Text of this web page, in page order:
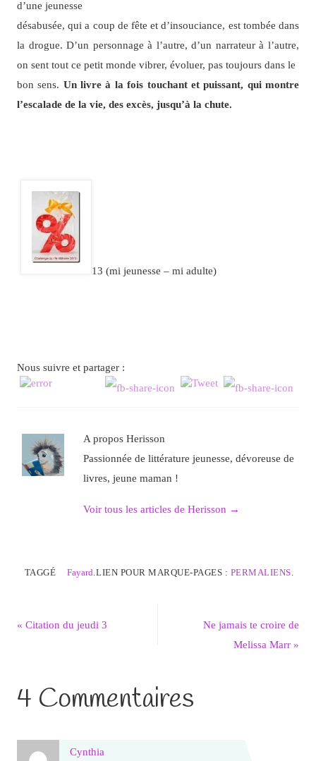
d’une jeunesse
désabusée, qui a coup de fête et d’insouciance, est tombée dans
la drogue. D’un personnage à l’autre, d’un narrateur à l’autre,
on sent tout ce petit monde vibrer, évoluer, pas toujours dans le
bon sens. Un livre à la fois touchant et puissant, qui montre
l’escalade de la vie, des excès, jusqu’à la chute.
13 (mi jeunesse – mi adulte)
Nous suivre et partager :
A propos Herisson
Passionnée de littérature jeunesse, dévoreuse de
livres, jeune maman !
Voir tous les articles de Herisson →
TAGGÉ Fayard.LIEN POUR MARQUE-PAGES : PERMALIENS.
« Citation du jeudi 3
Ne jamais te croire de
Melissa Marr»
4 Commentaires
Cynthia